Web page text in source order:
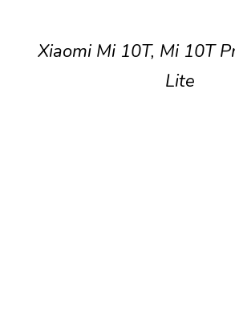
Xiaomi Mi 10T, Mi 10T
Lite